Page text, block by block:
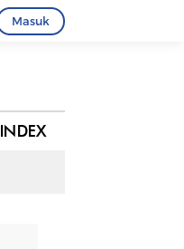
Masuk
INDEX